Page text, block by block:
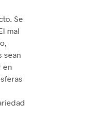
Se
mal
sean
en